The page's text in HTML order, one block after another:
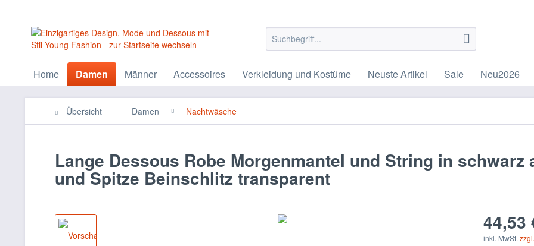
Home Damen Männer Accessoires Verkleidung und Kostüme Neuste Artikel Sale Neu2026
Übersicht Damen Nachtwäsche
Lange Dessous Robe Morgenmantel und String in schwarz
und Spitze Beinschlitz transparent
44,53
inkl. MwSt.